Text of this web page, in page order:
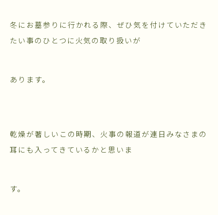
冬にお墓参りに行かれる際、ぜひ気を付けていただき
たい事のひとつに火気の取り扱いが
あります。
乾燥が著しいこの時期、火事の報道が連日みなさまの
耳にも入ってきているかと思いま
す。